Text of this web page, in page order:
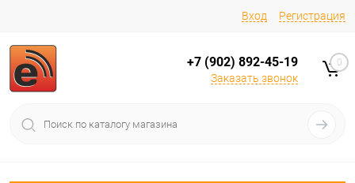
Вход Регистрация
+7 (902) 892-45-19
Заказать звонок
0